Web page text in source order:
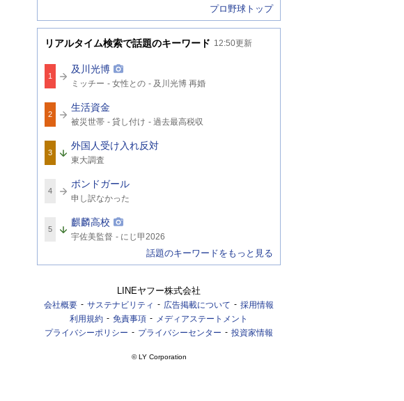
プロ野球トップ
リアルタイム検索で話題のキーワード 12:50更新
1
及川光博
関
連
ー
ド
ミッチー 女性との 及川光博 再婚
2
生活資金
関
連
ー
ド
被災世帯 貸し付け 過去最高税収
3
外国人受け入れ反対
関
連
ー
ド
東大調査
4
ボンドガール
関
連
ー
ド
申し訳なかった
5
麒麟高校
関
連
宇佐美監督 にじ甲2026
話題のキーワードをもっと見る
LINEヤフー株式会社
会社概要 サステナビリティ 広告掲載について
採用情報
利用規約
免責事項
メディアステートメント
プライバシーポリシー
プライバシーセンター 投資家情報
© LY Corporation